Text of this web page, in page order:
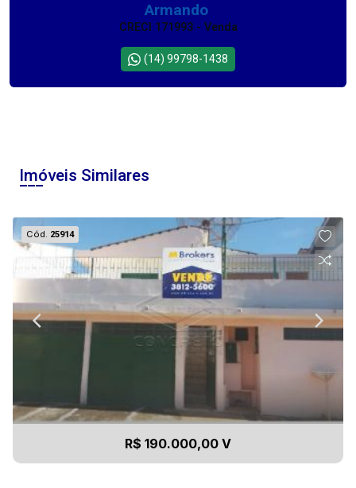
Armando
CRECI 171993 - Venda
(14) 99798-1438
Imóveis Similares
Cód. 25914
R$ 190.000,00 V